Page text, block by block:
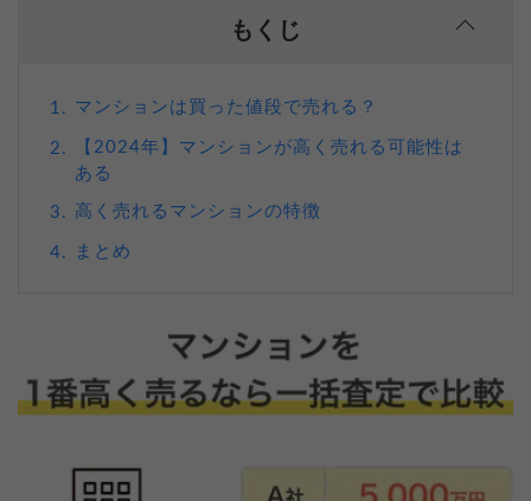
もくじ
1. マンションは買った値段で売れる？
2.
【2024年】マンションが高く売れる可能性は
ある
3. 高く売れるマンションの特徴
4. まとめ